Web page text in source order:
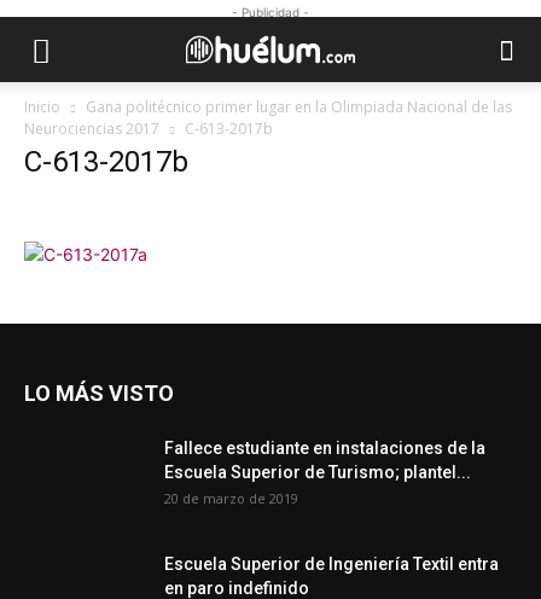
- Publicidad -
Inicio
Gana politécnico primer lugar en la Olimpiada Nacional de las
Neurociencias 2017
C-613-2017b
C-613-2017b
LO MÁS VISTO
Fallece estudiante en instalaciones de la
Escuela Superior de Turismo; plantel...
20 de marzo de 2019
Escuela Superior de Ingeniería Textil entra
en paro indefinido